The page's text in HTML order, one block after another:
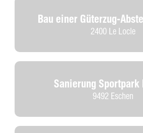
Bau einer Güterzug-
2400 Le Locle
Sanierung Sportpark
9492 Eschen